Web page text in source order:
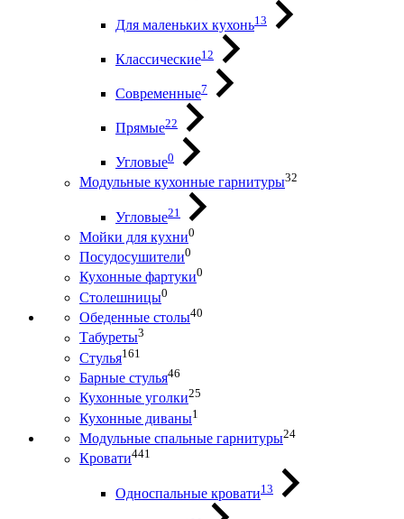
Для маленьких кухонь13
Классические12
Современные7
Прямые22
Угловые0
Модульные кухонные гарнитуры32
Угловые21
Мойки для кухни0
Посудосушители0
Кухонные фартуки0
Столешницы0
Обеденные столы40
Табуреты3
Стулья161
Барные стулья46
Кухонные уголки25
Кухонные диваны1
Модульные спальные гарнитуры24
Кровати441
Односпальные кровати13